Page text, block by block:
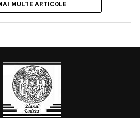
MULTE ARTICOLE